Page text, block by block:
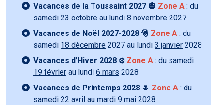
Vacances de la Toussaint 2027 🎃 Zone A : du
samedi 23 octobre au lundi 8 novembre 2027
Vacances de Noël 2027-2028 🎅 Zone A : du
samedi 18 décembre 2027 au lundi 3 janvier 2028
Vacances d’Hiver 2028 ❄️ Zone A : du samedi
19 février au lundi 6 mars 2028
Vacances de Printemps 2028 🌷 Zone A : du
samedi 22 avril au mardi 9 mai 2028